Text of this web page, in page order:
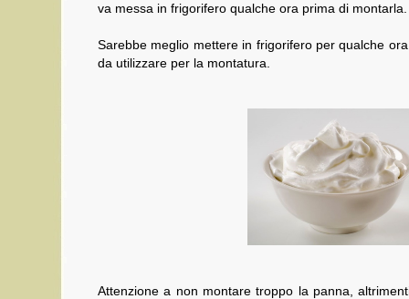
va messa in frigorifero qualche ora prima di montarla.
Sarebbe meglio mettere in frigorifero per qualche
da utilizzare per la montatura.
Attenzione a non montare troppo la panna,